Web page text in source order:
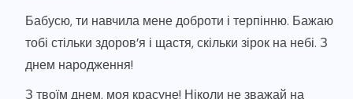
Бабусю, ти навчила мене доброти і терпінню. Бажаю
тобі стільки здоров’я і щастя, скільки зірок на небі. З
днем народження!
З твоїм днем, моя красуне! Ніколи не зважай на